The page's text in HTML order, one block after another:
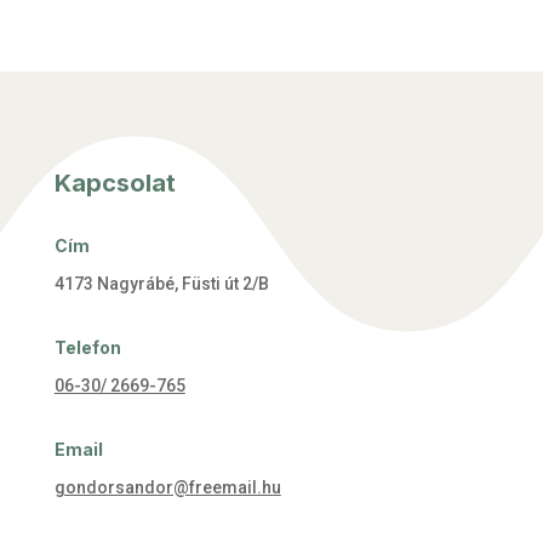
Kapcsolat
Cím
4173 Nagyrábé, Füsti út 2/B
Telefon
06-30/ 2669-765
Email
gondorsandor@freemail.hu